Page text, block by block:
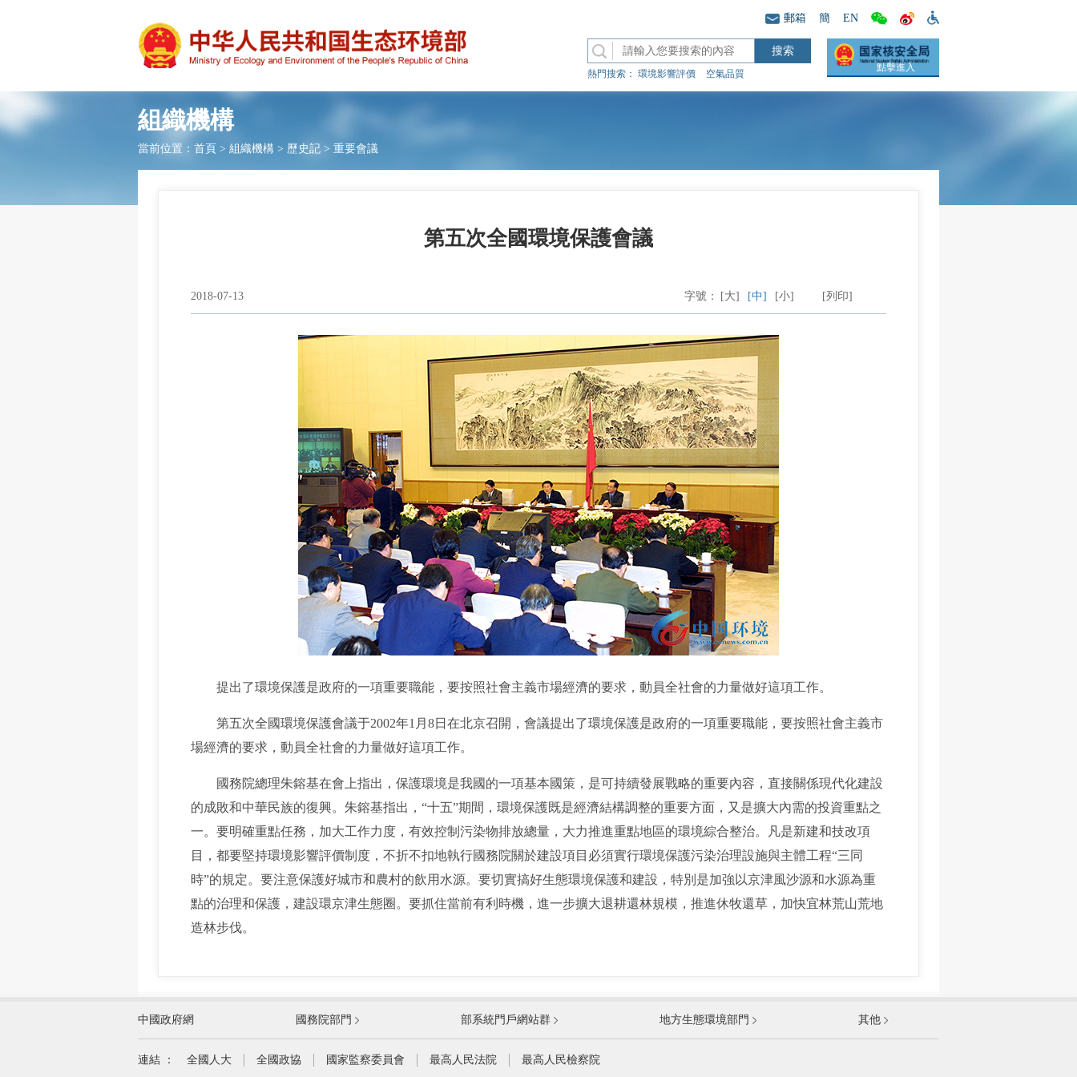
郵箱 簡 EN
熱門搜索： 環境影響評價 空氣品質
點擊進入
組織機構
當前位置： 首頁 > 組織機構 > 歷史記 > 重要會議
第五次全國環境保護會議
2018-07-13 [列印]
字號： [大] [中] [小]
提出了環境保護是政府的一項重要職能，要按照社會主義市場經濟的要求，動員全社會的力量做好這項工作。
第五次全國環境保護會議于2002年1月8日在北京召開，會議提出了環境保護是政府的一項重要職能，要按照社會主義市
場經濟的要求，動員全社會的力量做好這項工作。
國務院總理朱鎔基在會上指出，保護環境是我國的一項基本國策，是可持續發展戰略的重要內容，直接關係現代化建設
的成敗和中華民族的復興。朱鎔基指出，“十五”期間，環境保護既是經濟結構調整的重要方面，又是擴大內需的投資重點之
一。要明確重點任務，加大工作力度，有效控制污染物排放總量，大力推進重點地區的環境綜合整治。凡是新建和技改項
目，都要堅持環境影響評價制度，不折不扣地執行國務院關於建設項目必須實行環境保護污染治理設施與主體工程“三同
時”的規定。要注意保護好城市和農村的飲用水源。要切實搞好生態環境保護和建設，特別是加強以京津風沙源和水源為重
點的治理和保護，建設環京津生態圈。要抓住當前有利時機，進一步擴大退耕還林規模，推進休牧還草，加快宜林荒山荒地
造林步伐。
外交部 國防部
國家發展和改革委員會
國家民族事務委員會
公安部
中國政府網 國務院部門 部系統門戶網站群 地方生態環境部門 其他
連結 ： 全國人大 全國政協 國家監察委員會 最高人民法院 最高人民檢察院